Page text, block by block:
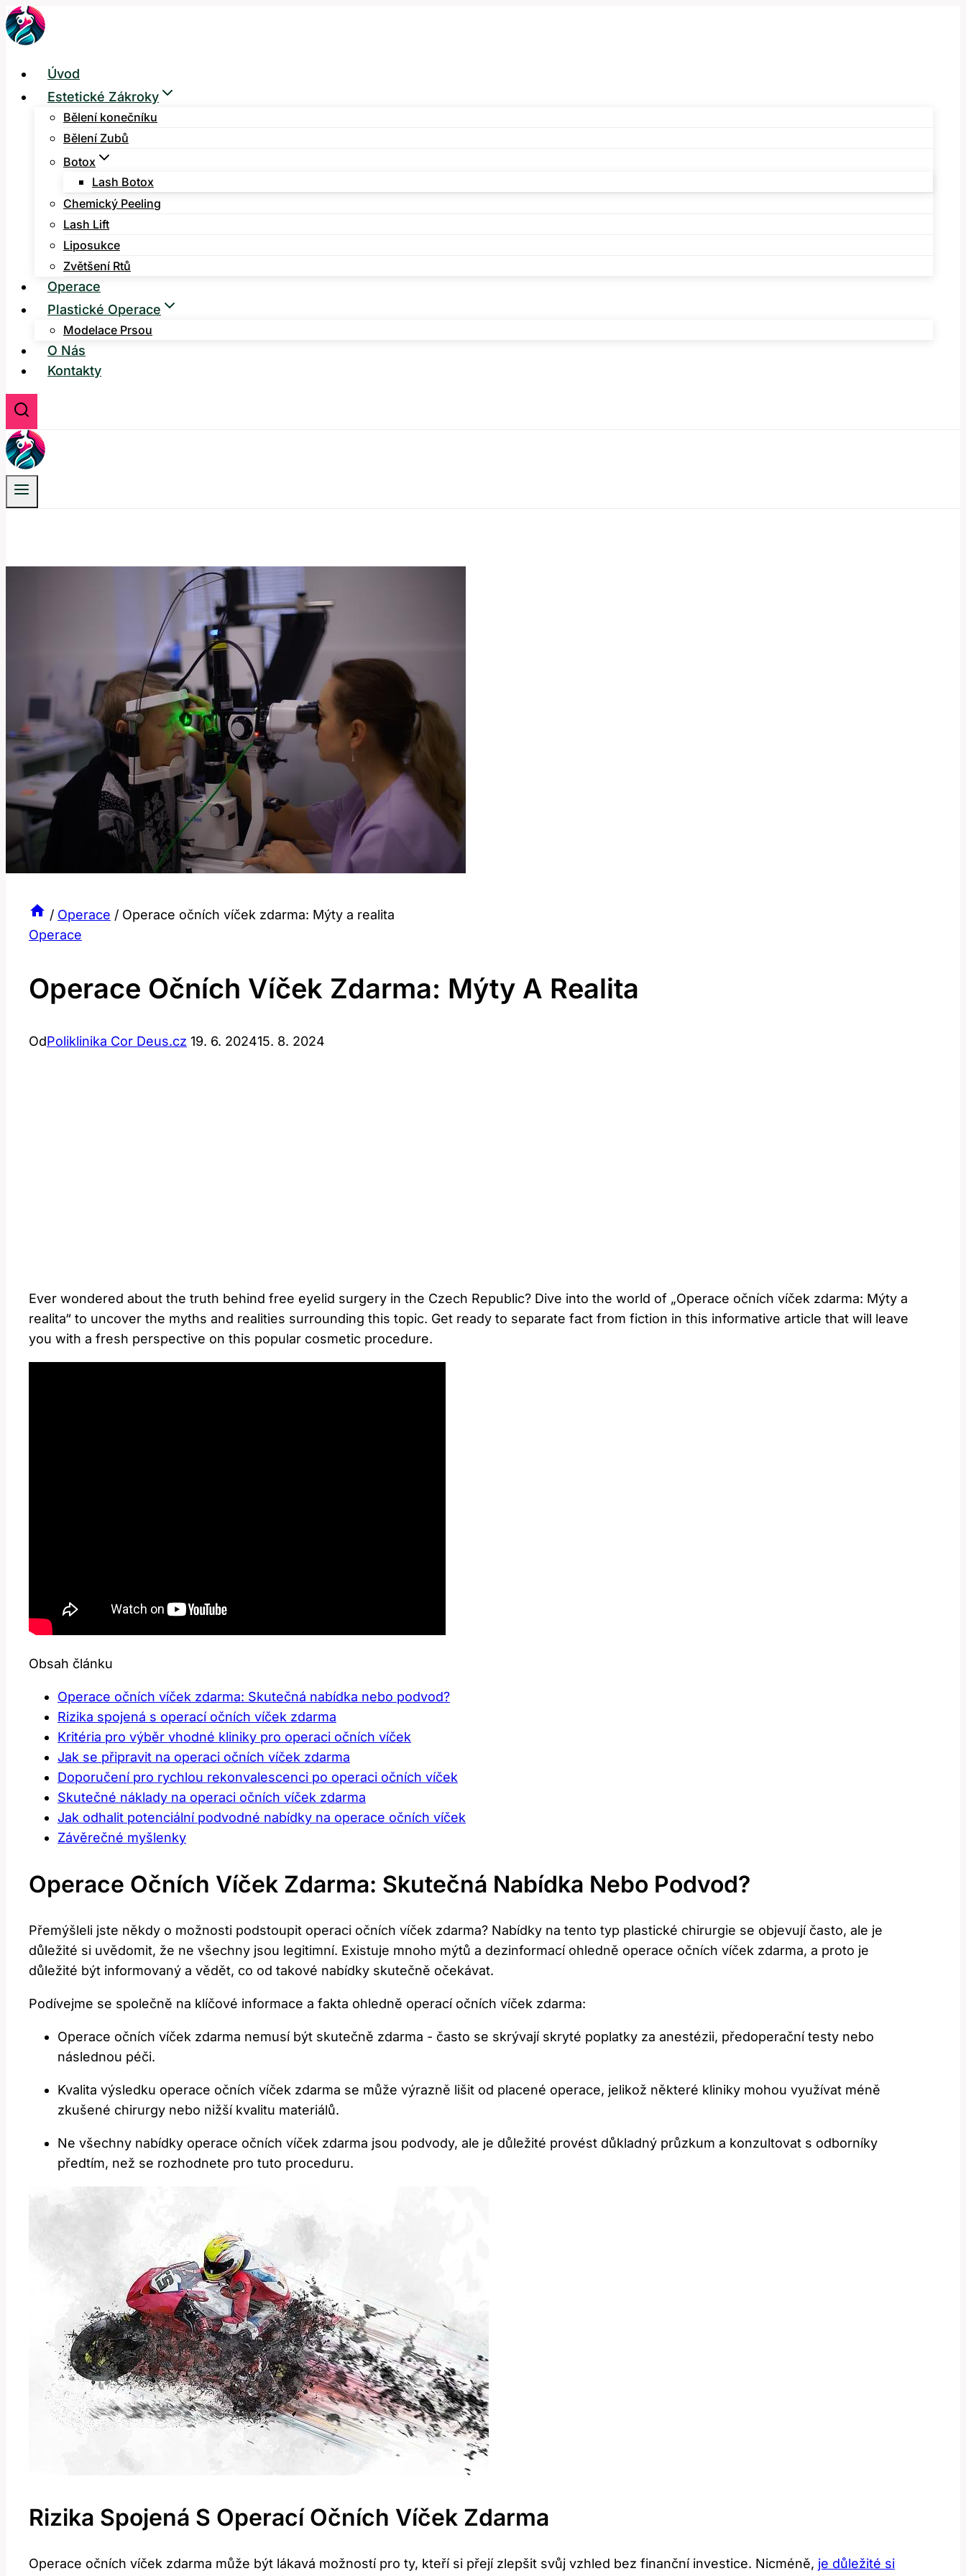
Přeskočit
na
Úvod
Estetické Zákroky
Bělení konečníku
Bělení Zubů
Botox
Lash Botox
Chemický Peeling
Lash Lift
Liposukce
Zvětšení Rtů
Operace
Plastické Operace
Modelace Prsou
O Nás
Kontakty
/ Operace / Operace očních víček zdarma: Mýty a realita
Operace
Operace Očních Víček Zdarma: Mýty A Realita
OdPoliklinika Cor Deus.cz 19. 6. 202415. 8. 2024
Ever ‍wondered about the truth behind free eyelid surgery ⁤in the Czech Republic? Dive into the world of „Operace očních víček zdarma: Mýty‌ a‍
realita“ to uncover the myths and realities surrounding this topic. Get ready to separate fact⁣ from⁢ fiction in ‌this informative article that will ‍leave⁣
you with a fresh perspective on this popular cosmetic⁤ procedure.
Obsah článku
Operace očních víček zdarma:⁣ Skutečná⁤ nabídka nebo​ podvod?
Rizika spojená​ s⁢ operací očních ⁢víček ⁢zdarma
Kritéria pro výběr vhodné kliniky pro operaci očních víček
Jak se⁣ připravit na operaci očních víček zdarma
Doporučení pro⁢ rychlou ⁣rekonvalescenci po operaci očních víček
Skutečné náklady na operaci očních víček‌ zdarma
Jak odhalit potenciální podvodné nabídky ‍na ‌operace​ očních ‍víček
Závěrečné myšlenky
Operace Očních Víček Zdarma:⁣ Skutečná⁤ Nabídka Nebo​ Podvod?
Přemýšleli⁢ jste​ někdy o možnosti podstoupit operaci⁤ očních víček​ zdarma? Nabídky na tento typ plastické chirurgie se objevují často,⁤ ale je‍
důležité si uvědomit,⁣ že ne‌ všechny jsou legitimní. Existuje mnoho mýtů a dezinformací​ ohledně⁢ operace očních víček zdarma, ​a ‍proto je
důležité být informovaný ⁢a vědět, co od takové nabídky skutečně‌ očekávat.
Podívejme se⁢ společně na klíčové informace a fakta ohledně operací očních víček​ zdarma:
Operace očních víček ​zdarma nemusí být ‍skutečně zdarma -‌ často se skrývají skryté poplatky za anestézii, předoperační‌ testy nebo
následnou péči.
Kvalita výsledku operace⁢ očních víček zdarma se může výrazně lišit od placené⁢ operace, ​jelikož některé kliniky⁤ mohou využívat méně
zkušené chirurgy nebo ​nižší kvalitu materiálů.
Ne ‌všechny nabídky operace očních ‌víček zdarma jsou podvody, ale⁢ je důležité provést důkladný průzkum‌ a‌ konzultovat⁣ s⁣ odborníky
předtím, než se rozhodnete pro tuto‌ proceduru.
Rizika Spojená​ S⁢ Operací Očních ⁢víček ⁢zdarma
Operace očních víček⁢ zdarma může být lákavá možností pro ⁤ty, kteří si ⁤přejí⁢ zlepšit svůj vzhled ⁣bez finanční investice. ‍Nicméně, je důležité si